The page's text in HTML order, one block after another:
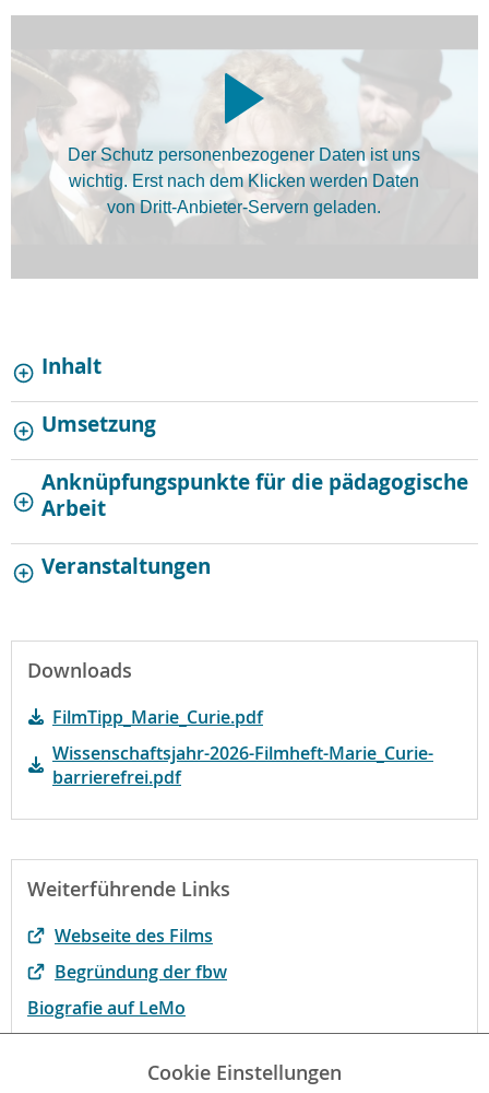
Der Schutz personenbezogener Daten ist uns
wichtig. Erst nach dem Klicken werden Daten
von Dritt-Anbieter-Servern geladen.
Inhalt
Umsetzung
Anknüpfungspunkte für die pädagogische
Arbeit
Veranstaltungen
Downloads
FilmTipp_Marie_Curie.pdf
Wissenschaftsjahr-2026-Filmheft-Marie_Curie-
barrierefrei.pdf
Weiterführende Links
Webseite des Films
Begründung der fbw
Biografie auf LeMo
Ergänzungsprogramm der FWU
Cookie Einstellungen